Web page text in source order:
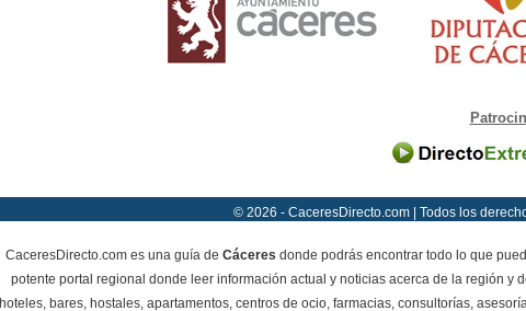
© 2026 - CaceresDirecto.com | Todos los
CaceresDirecto.com es una guía de Cáceres donde podrás encontrar todo lo que
potente portal regional donde leer información actual y noticias acerca de la región y
hoteles, bares, hostales, apartamentos, centros de ocio, farmacias, consultorías,